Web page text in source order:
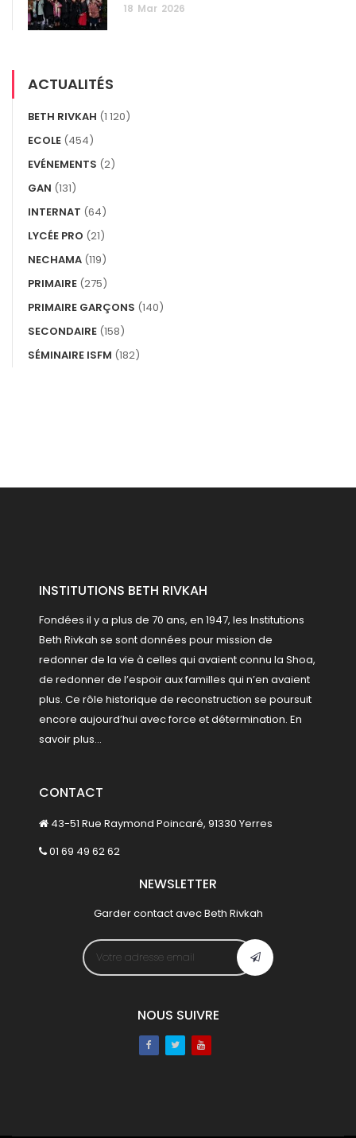
18 Mar 2026
ACTUALITÉS
BETH RIVKAH (1 120)
ECOLE (454)
EVÉNEMENTS (2)
GAN (131)
INTERNAT (64)
LYCÉE PRO (21)
NECHAMA (119)
PRIMAIRE (275)
PRIMAIRE GARÇONS (140)
SECONDAIRE (158)
SÉMINAIRE ISFM (182)
INSTITUTIONS BETH RIVKAH
Fondées il y a plus de 70 ans, en 1947, les Institutions
Beth Rivkah se sont données pour mission de
redonner de la vie à celles qui avaient connu la Shoa,
de redonner de l’espoir aux familles qui n’en avaient
plus. Ce rôle historique de reconstruction se poursuit
encore aujourd’hui avec force et détermination. En
savoir plus...
CONTACT
43-51 Rue Raymond Poincaré, 91330 Yerres
01 69 49 62 62
NEWSLETTER
Garder contact avec Beth Rivkah
NOUS SUIVRE